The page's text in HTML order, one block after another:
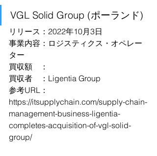
VGL Solid Group (ポーランド)
リリース：2022年10月3日
事業内容：ロジスティクス・オペレー
ター
買収額　：
買収者　：Ligentia Group
参考URL：
https://itsupplychain.com/supply-chain-
management-business-ligentia-
completes-acquisition-of-vgl-solid-
group/